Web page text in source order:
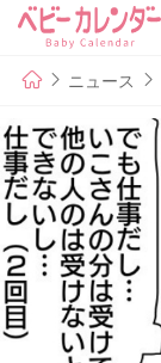
ニュース